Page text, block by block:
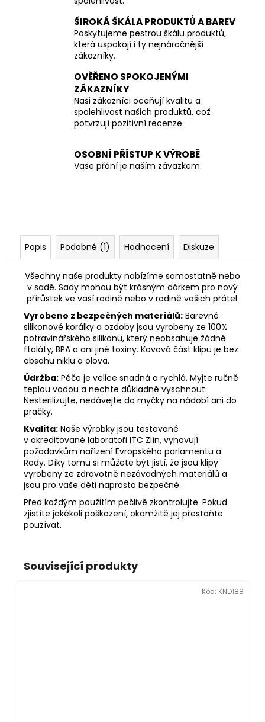
ŠIROKÁ ŠKÁLA PRODUKTŮ A BAREV
Poskytujeme pestrou škálu produktů,
která uspokojí i ty nejnáročnější
zákazníky.
OVĚŘENO SPOKOJENÝMI
ZÁKAZNÍKY
Naši zákazníci oceňují kvalitu a
spolehlivost našich produktů, což
potvrzují pozitivní recenze.
OSOBNÍ PŘÍSTUP K VÝROBĚ
Vaše přání je naším závazkem.
Popis Podobné (1) Hodnocení Diskuze
Všechny naše produkty nabízíme samostatně nebo
v sadě. Sady mohou být krásným dárkem pro nový
přírůstek ve vaší rodině nebo v rodině vašich přátel.
Vyrobeno z bezpečných materiálů: Barevné
silikonové korálky a ozdoby jsou vyrobeny ze 100%
potravinářského silikonu, který neobsahuje žádné
ftaláty, BPA a ani jiné toxiny. Kovová část klipu je bez
obsahu niklu a olova.
Údržba: Péče je velice snadná a rychlá. Myjte ručně
teplou vodou a nechte důkladně vyschnout.
Nesterilizujte, nedávejte do myčky na nádobí ani do
pračky.
Kvalita: Naše výrobky jsou testované
v akreditované laboratoři ITC Zlín, vyhovují
požadavkům nařízení Evropského parlamentu a
Rady. Díky tomu si můžete být jistí, že jsou klipy
vyrobeny ze zdravotně nezávadných materiálů a
jsou pro vaše děti naprosto bezpečné.
Před každým použitím pečlivě zkontrolujte. Pokud
zjistíte jakékoli poškození, okamžitě jej přestaňte
používat.
Související produkty
Kód: KND188